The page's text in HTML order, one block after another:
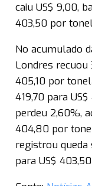
caiu US$ 9,00,
403,50 por
No acumulado
Londres recuou
405,10 por
419,70 para
perdeu 2,60%,
404,80 por
registrou queda
para US$